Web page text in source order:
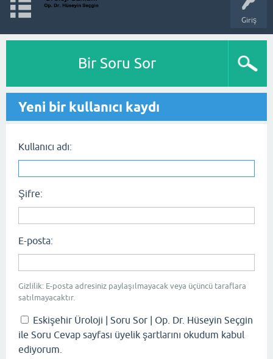
Giriş
Bir Soru Sor
Yeni bir kullanıcı kaydı
Kullanıcı adı:
Şifre:
E-posta:
Gizlilik: E-posta adresiniz paylaşılmayacak veya üçüncü taraflara
satılmayacaktır.
Eskişehir Üroloji | Soru Sor | Op. Dr. Hüseyin Seçgin
ile Soru Cevap sayfası üyelik şartlarını okudum kabul
ediyorum.